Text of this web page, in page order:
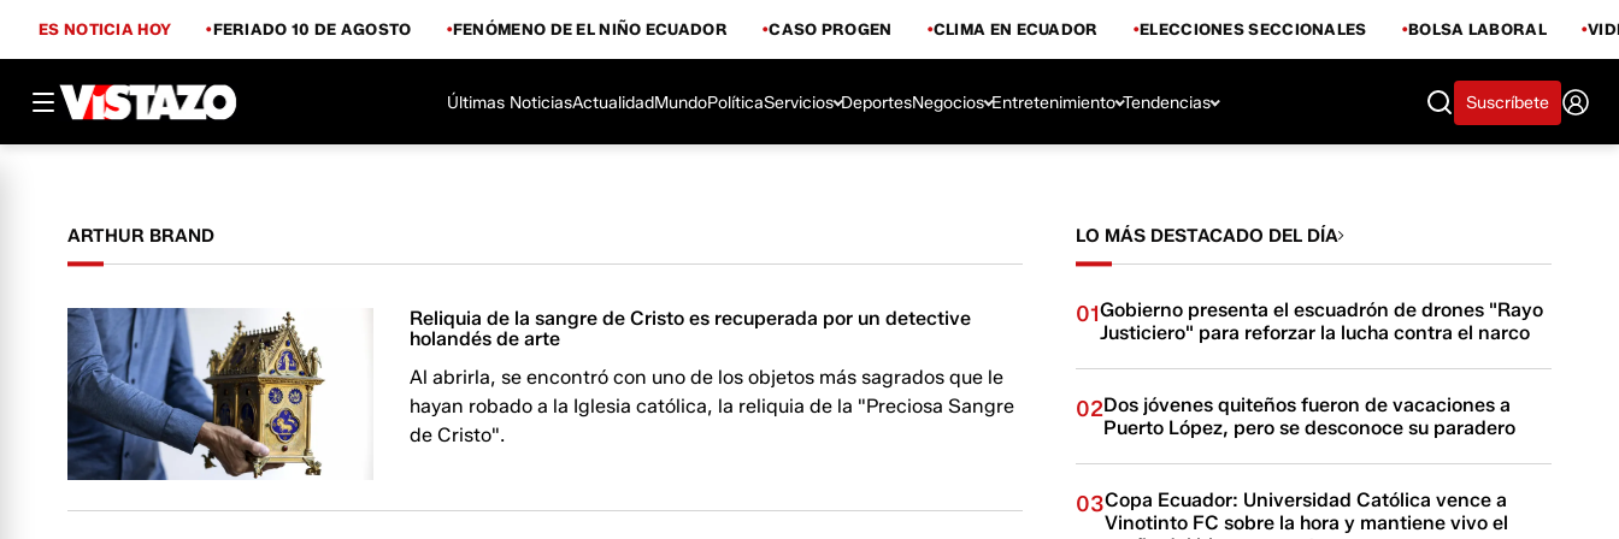
ES NOTICIA HOY FERIADO 10 DE AGOSTO FENÓMENO DE EL NIÑO ECUADOR CASO PROGEN CLIMA EN ECUADOR ELECCIONES SECCIONALES BOLSA LABORAL
Últimas NoticiasActualidadMundoPolíticaServicios DeportesNegocios Entretenimiento Tendencias Suscríbete
ARTHUR BRAND
Reliquia de la sangre de Cristo es recuperada por un detective
holandés de arte
Al abrirla, se encontró con uno de los objetos más sagrados que le
hayan robado a la Iglesia católica, la reliquia de la "Preciosa Sangre
de Cristo".
LO MÁS DESTACADO DEL DÍA
01Gobierno presenta el escuadrón de drones "Rayo
Justiciero" para reforzar la lucha contra el narco
02Dos jóvenes quiteños fueron de vacaciones a
Puerto López, pero se desconoce su paradero
03Copa Ecuador: Universidad Católica vence a
Vinotinto FC sobre la hora y mantiene vivo el